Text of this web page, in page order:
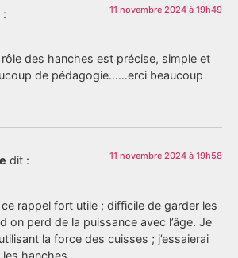
: 11 novembre 2024 à 19h49
des hanches est précise, simple et
de pédagogie……erci beaucoup
dit : 11 novembre 2024 à 19h58
rappel fort utile ; difficile de garder les
on perd de la puissance avec l’âge. Je
la force des cuisses ; j’essaierai
hanches